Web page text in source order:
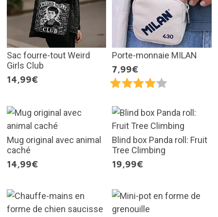
Sac fourre-tout Weird
Girls Club
14,99€
Porte-monnaie MILAN
7,99€
Mug original avec animal
caché
14,99€
Blind box Panda roll: Fruit
Tree Climbing
19,99€